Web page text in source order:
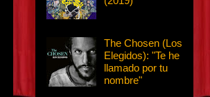
The Chosen (Los
Elegidos): "Te he
llamado por tu
nombre"